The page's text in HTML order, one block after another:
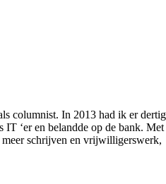
columnist. In 2013 had ik er dertig
‘er en belandde op de bank. Met
schrijven en vrijwilligerswerk,